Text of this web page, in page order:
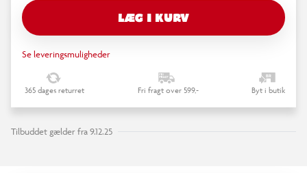
LÆG I KURV
Se leveringsmuligheder
365 dages returret Fri fragt over 599,- Byt i butik
Tilbuddet gælder fra 9.12.25